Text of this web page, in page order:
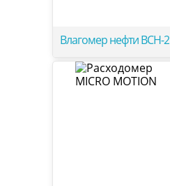
Влагомер нефти ВСН-2